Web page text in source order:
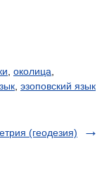
околица
эзоповский язык
(геодезия)